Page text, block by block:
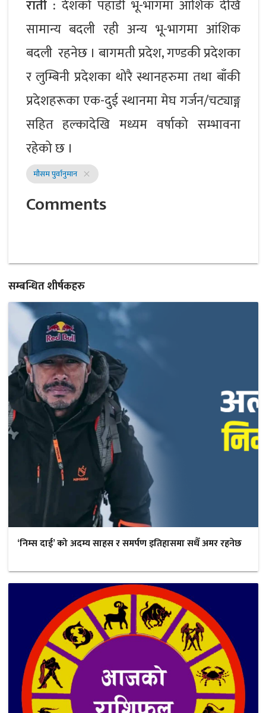
राती :देशको पहाडी भू-भागमा आंशिक देखि
सामान्य बदली रही अन्य भू-भागमा आंशिक
बदली रहनेछ । बागमती प्रदेश, गण्डकी प्रदेशका
र लुम्बिनी प्रदेशका थोरै स्थानहरुमा तथा बाँकी
प्रदेशहरूका एक-दुई स्थानमा मेघ गर्जन/चट्याङ्ग
सहित हल्कादेखि मध्यम वर्षाको सम्भावना
रहेको छ ।
मौसम पुर्वानुमान close
Comments
सम्बन्धित शीर्षकहरु
‘निम्स दाई’ को अदम्य साहस र समर्पण इतिहासमा सधैँ अमर रहनेछ